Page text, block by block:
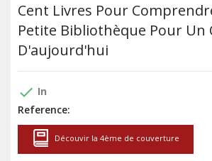
Cent Livres Pour
Petite Bibliothèque Pour Un
D'aujourd'hui
done In
Reference:
Découvir la 4ème de couverture